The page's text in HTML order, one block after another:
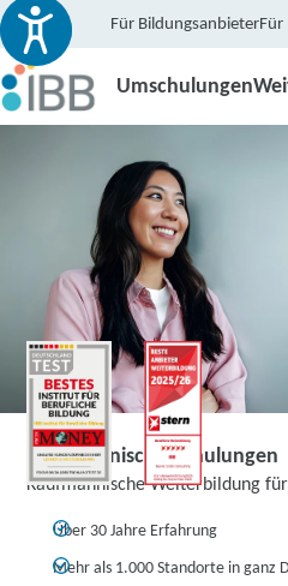
Für BildungsanbieterFür
Umschulungen
Kaufmännische Schulungen
Kaufmännische Weiterbildung
Über 30 Jahre Erfahrung
Mehr als 1.000 Standorte in ganz